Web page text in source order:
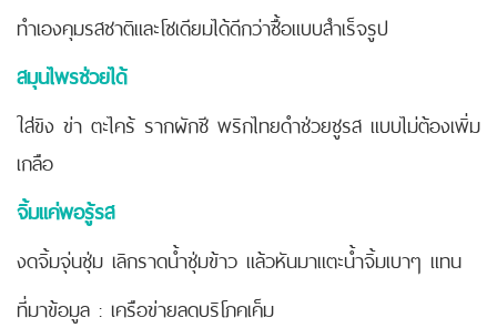
ทำเองคุมรสชาติและโซเดียมได้ดีกว่าซื้อแบบสำเร็จรูป
สมุนไพรช่วยได้
ใส่ขิง ข่า ตะไคร้ รากผักชี พริกไทยดำช่วยชูรส แบบไม่ต้องเพิ่ม
เกลือ
จิ้มแค่พอรู้รส
งดจิ้มจุ่นชุ่ม เลิกราดน้ำชุ่มข้าว แล้วหันมาแตะน้ำจิ้มเบาๆ แทน
ที่มาข้อมูล : เครือข่ายลดบริโภคเค็ม